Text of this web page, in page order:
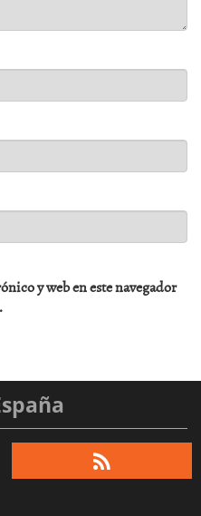
y web en este navegador